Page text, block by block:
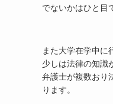
でないかはひと目
また大学在学中に
少しは法律の知識
弁護士が複数おり
ります。